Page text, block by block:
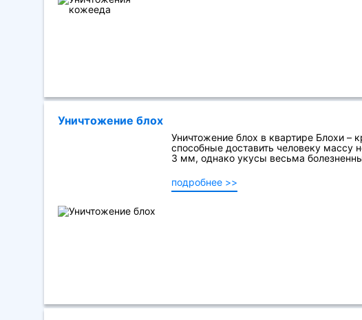
Уничтожение блох
Уничтожение блох в квартире Блохи –
способные доставить человеку массу
3 мм, однако укусы весьма
подробнее >>